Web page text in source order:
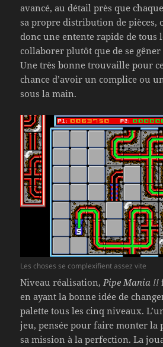
avancé, au détail près que
sa propre distribution de pièces,
donc une entente rapide de tous
collaborer plutôt que de se
Une très bonne trouvaille pour
chance d’avoir un complice ou
sous la main.
Les choses se complexifient assez vite
Niveau réalisation,Pipe Mania !!
en ayant la bonne idée de
palette tous les cinq niveaux.
jeu, pensée pour faire monter la
sa mission à la perfection. La